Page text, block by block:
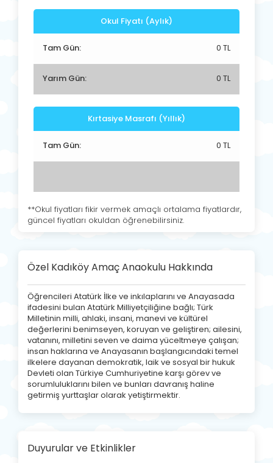
Okul Fiyatı (Aylık)
Tam Gün: 0 TL
Yarım Gün: 0 TL
Kırtasiye Masrafı (Yıllık)
Tam Gün: 0 TL
**Okul fiyatları fikir vermek amaçlı ortalama fiyatlardır,
güncel fiyatları okuldan öğrenebilirsiniz.
Özel Kadıköy Amaç Anaokulu Hakkında
Öğrencileri Atatürk İlke ve inkılaplarını ve Anayasada
ifadesini bulan Atatürk Milliyetçiliğine bağlı; Türk
Milletinin milli, ahlaki, insani, manevi ve kültürel
değerlerini benimseyen, koruyan ve geliştiren; ailesini,
vatanını, milletini seven ve daima yüceltmeye çalışan;
insan haklarına ve Anayasanın başlangıcındaki temel
ilkelere dayanan demokratik, laik ve sosyal bir hukuk
Devleti olan Türkiye Cumhuriyetine karşı görev ve
sorumluluklarını bilen ve bunları davranış haline
getirmiş yurttaşlar olarak yetiştirmektir.
Duyurular ve Etkinlikler